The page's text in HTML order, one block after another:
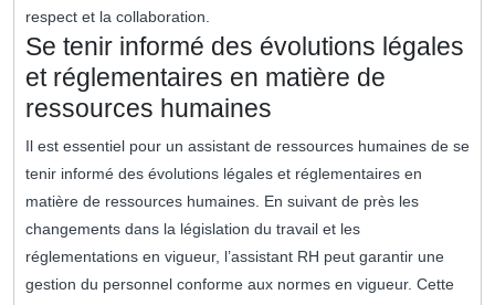
respect et la collaboration.
Se tenir informé des évolutions légales
et réglementaires en matière de
ressources humaines
Il est essentiel pour un assistant de ressources humaines de se
tenir informé des évolutions légales et réglementaires en
matière de ressources humaines. En suivant de près les
changements dans la législation du travail et les
réglementations en vigueur, l’assistant RH peut garantir une
gestion du personnel conforme aux normes en vigueur. Cette